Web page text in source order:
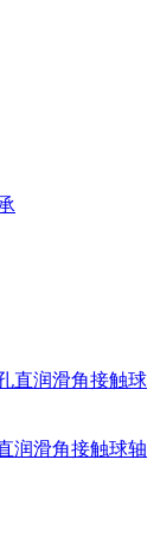
润滑角接触球轴